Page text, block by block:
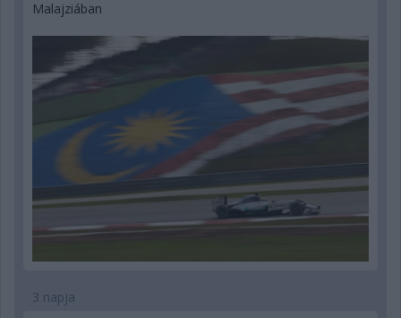
Malajziában
3 napja